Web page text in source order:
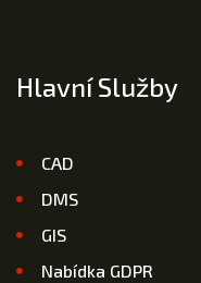
Hlavní Služby
CAD
DMS
GIS
Nabídka GDPR